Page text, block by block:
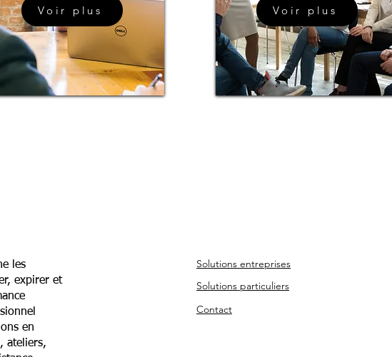
Voir plus Voir plus
les
expirer et
en
ateliers,
Solutions entreprises
Solutions particuliers
Contact